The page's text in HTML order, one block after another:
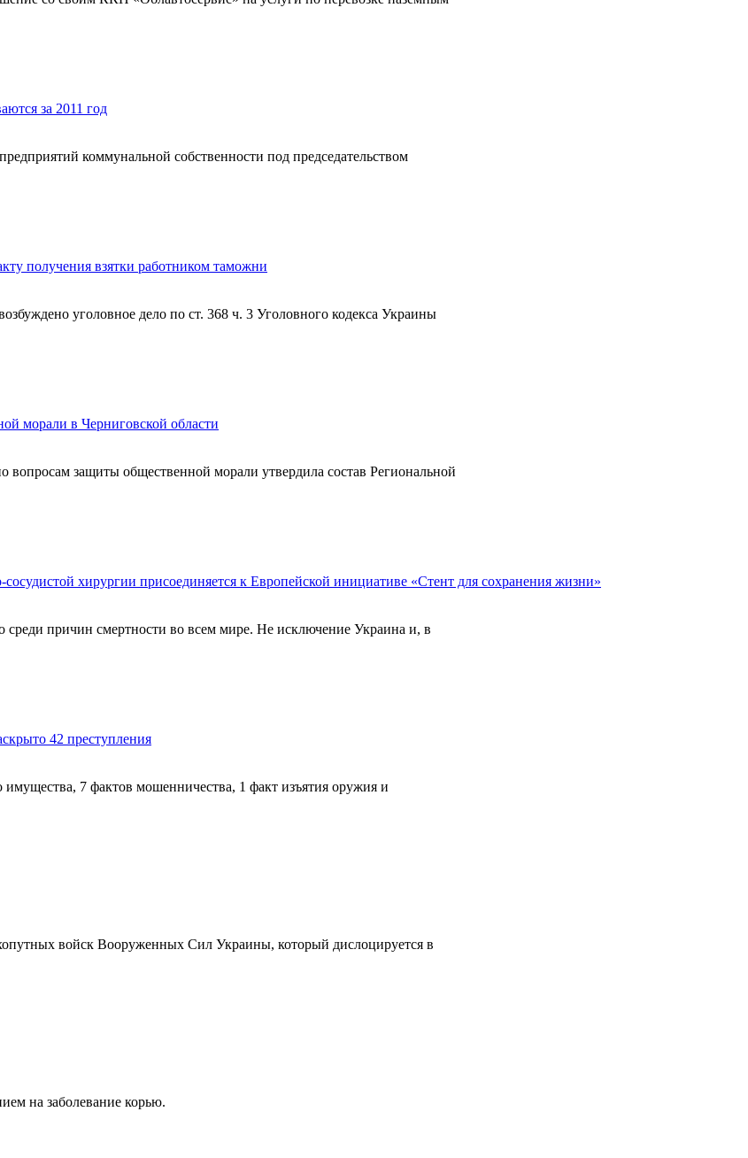
за 2011 год
коммунальной собственности под председательством
получения взятки работником таможни
уголовное дело по ст. 368 ч. 3 Уголовного кодекса Украины
морали в Черниговской области
защиты общественной морали утвердила состав Региональной
хирургии присоединяется к Европейской инициативе «Стент для сохранения жизни»
среди причин смертности во всем мире. Не исключение Украина и, в
42 преступления
7 фактов мошенничества, 1 факт изъятия оружия и
войск Вооруженных Сил Украины, который дислоцируется в
на заболевание корью.